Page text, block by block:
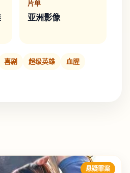
片单
亚洲影像
喜剧 超级英雄 血腥
悬疑罪案